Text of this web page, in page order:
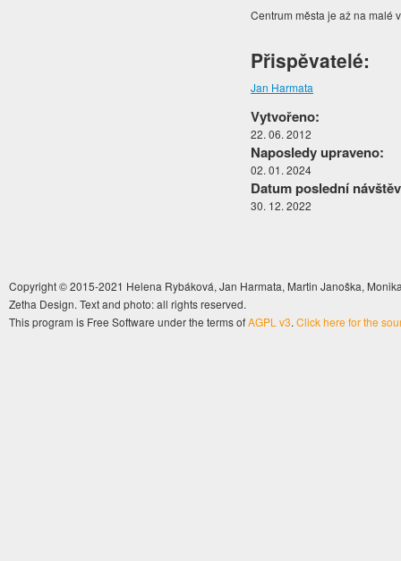
Centrum města je až na malé
Přispěvatelé:
Jan Harmata
Vytvořeno:
22. 06. 2012
Naposledy upraveno:
02. 01. 2024
Datum poslední
30. 12. 2022
Copyright © 2015-2021 Helena Rybáková, Jan Harmata, Martin Janoška,
Zetha Design. Text and photo: all rights reserved.
This program is Free Software under the terms ofAGPL v3. Click here for the